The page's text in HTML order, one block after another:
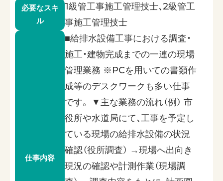
必要なスキ
ル
1級管工事施工管理技士、2級管工
事施工管理技士
仕事内容
■給排水設備工事における調査・
施工・建物完成までの一連の現場
管理業務 ※PCを用いての書類作
成等のデスクワークも多い仕事
です。 ▼主な業務の流れ（例） 市
役所や水道局にて、工事を予定し
ている現場の給排水設備の状況
確認（役所調査） →現場へ出向き
現況の確認や計測作業（現場調